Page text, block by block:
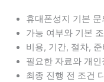
휴대폰성지 기본
가능 여부와 기본
비용, 기간, 절차,
필요한 자료와 개
최종 진행 전 조건